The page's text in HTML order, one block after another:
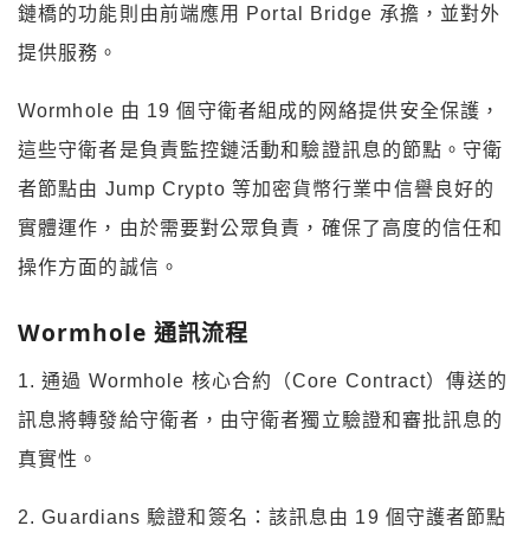
鏈橋的功能則由前端應用 Portal Bridge 承擔，並對外
提供服務。
Wormhole 由 19 個守衛者組成的⽹絡提供安全保護，
這些守衛者是負責監控鏈活動和驗證訊息的節點。守衛
者節點由 Jump Crypto 等加密貨幣⾏業中信譽良好的
實體運作，由於需要對公眾負責，確保了⾼度的信任和
操作⽅⾯的誠信。
Wormhole 通訊流程
1. 通過 Wormhole 核⼼合約（Core Contract）傳送的
訊息將轉發給守衛者，由守衛者獨⽴驗證和審批訊息的
真實性。
2. Guardians 驗證和簽名：該訊息由 19 個守護者節點